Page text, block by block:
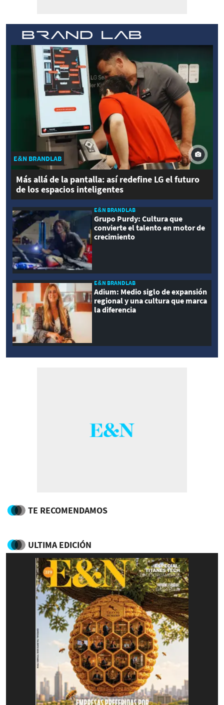
E&N BRANDLAB
Más allá de la pantalla: así redefine LG el futuro
de los espacios inteligentes
E&N BRANDLAB
Grupo Purdy: Cultura que
convierte el talento en motor de
crecimiento
E&N BRANDLAB
Adium: Medio siglo de expansión
regional y una cultura que marca
la diferencia
TE RECOMENDAMOS
ULTIMA EDICIÓN